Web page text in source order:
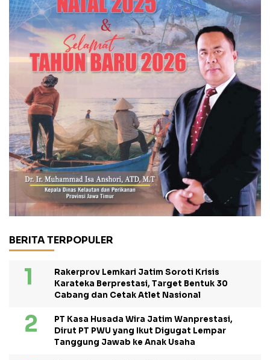
BERITA TERPOPULER
Rakerprov Lemkari Jatim Soroti Krisis
Karateka Berprestasi, Target Bentuk 30
Cabang dan Cetak Atlet Nasional
PT Kasa Husada Wira Jatim Wanprestasi,
Dirut PT PWU yang Ikut Digugat Lempar
Tanggung Jawab ke Anak Usaha